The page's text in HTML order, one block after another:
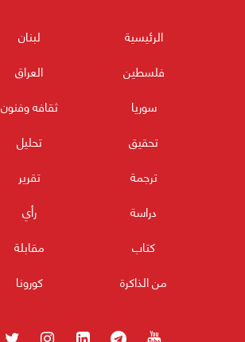
الرئيسية
لبنان
فلسطين
العراق
سوريا
ثقافه وفنون
تحقيق
تحليل
ترجمة
تقرير
دراسة
رأي
كتاب
مقابلة
من الذاكرة
كورونا